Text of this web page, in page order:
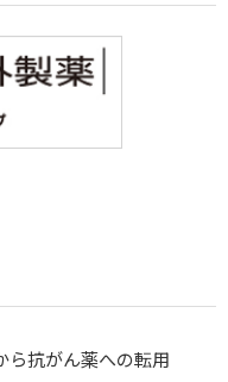
ら抗がん薬への転用